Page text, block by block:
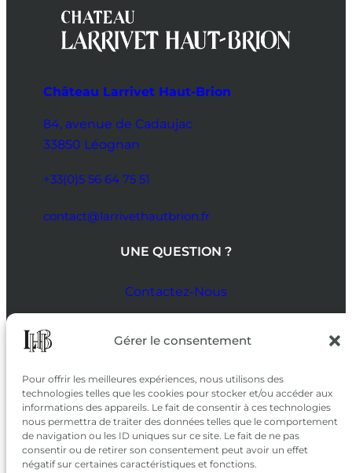
Gérer le consentement
Pour offrir les meilleures expériences, nous utilisons des
technologies telles que les cookies pour stocker et/ou accéder aux
informations des appareils. Le fait de consentir à ces technologies
nous permettra de traiter des données telles que le comportement
de navigation ou les ID uniques sur ce site. Le fait de ne pas
consentir ou de retirer son consentement peut avoir un effet
négatif sur certaines caractéristiques et fonctions.
Château Larrivet Haut-Brion
84, avenue de Cadaujac
33850 Léognan
+33(0)5 56 64 75 51
contact@larrivethautbrion.fr
UNE QUESTION ?
Contactez-Nous
SUIVEZ-NOUS
SUR LES RÉSEAUX